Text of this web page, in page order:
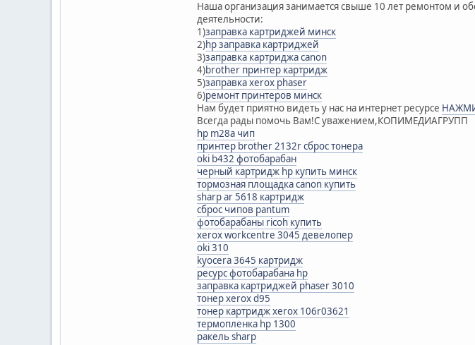
Наша организация занимается свыше 10 лет ремонтом и
деятельности:
1)заправка картриджей минск
2)hp заправка картриджей
3)заправка картриджа canon
4)brother принтер картридж
5)заправка xerox phaser
6)ремонт принтеров минск
Нам будет приятно видеть у нас на интернет ресурсе
Всегда рады помочь Вам!С уважением,КОПИМЕДИАГРУПП
hp m28a чип
принтер brother 2132r сброс тонера
oki b432 фотобарабан
черный картридж hp купить минск
тормозная площадка canon купить
sharp ar 5618 картридж
сброс чипов pantum
фотобарабаны ricoh купить
xerox workcentre 3045 девелопер
oki 310
kyocera 3645 картридж
ресурс фотобарабана hp
заправка картриджей phaser 3010
тонер xerox d95
тонер картридж xerox 106r03621
термопленка hp 1300
ракель sharp